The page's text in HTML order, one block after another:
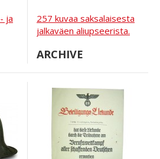
ja
257 kuvaa saksalaisesta
jalkaväen aliupseerista.
ARCHIVE